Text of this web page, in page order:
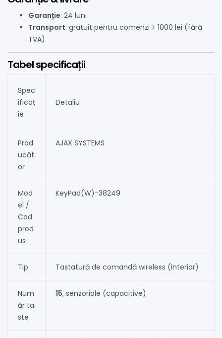
Garanție: 24 luni
Transport: gratuit pentru comenzi > 1000 lei (fără
TVA)
Tabel specificații
Spec
ificaț
ie
Detaliu
Prod
ucăt
or
AJAX SYSTEMS
Mod
el /
Cod
prod
us
KeyPad(W)-38249
Tip Tastatură de comandă wireless (interior)
Num
ăr ta
ste
15, senzoriale (capacitive)